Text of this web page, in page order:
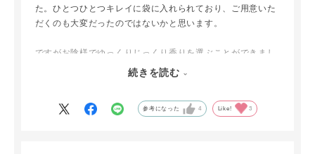
た。ひとつひとつキレイに袋に入れられており、ご用意いた
だくのも大変だったのではないかと思います。
ですがお陰様でゆっくりじっくり香りを選ぶことができまし
て、大切ですね^ ^
続きを読む
参考になった 4 Like! 3